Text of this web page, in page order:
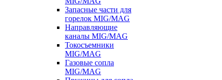
Запасные части для
горелок MIG/MAG
Направляющие
каналы MIG/MAG
Токосъемники
MIG/MAG
Газовые сопла
MIG/MAG